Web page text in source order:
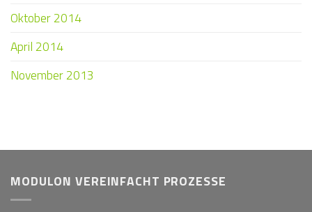
Oktober 2014
April 2014
November 2013
MODULON VEREINFACHT PROZESSE